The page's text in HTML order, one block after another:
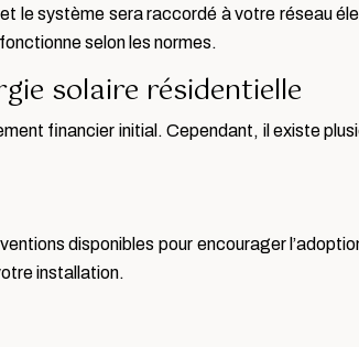
le système sera raccordé à votre réseau
selon les normes.
solaire résidentielle
financier initial. Cependant, il existe
disponibles pour encourager
installation.